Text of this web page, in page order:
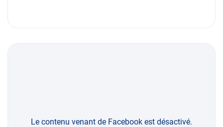
Le contenu venant de Facebook est désactivé.